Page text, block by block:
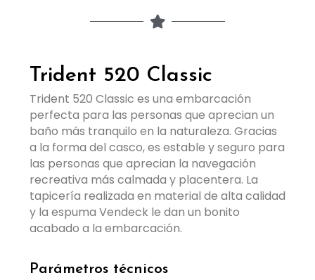
Trident 520 Classic
Trident 520 Classic es una embarcación
perfecta para las personas que aprecian un
baño más tranquilo en la naturaleza. Gracias
a la forma del casco, es estable y seguro para
las personas que aprecian la navegación
recreativa más calmada y placentera. La
tapicería realizada en material de alta calidad
y la espuma Vendeck le dan un bonito
acabado a la embarcación.
Parámetros técnicos